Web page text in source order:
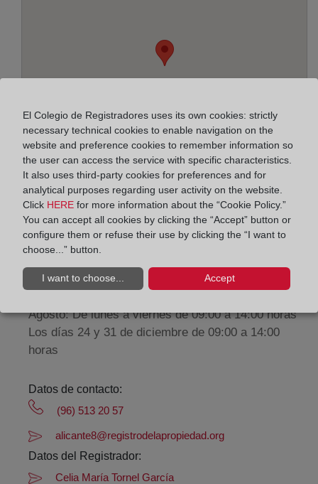
Address:
Arquitecto Morell, 19 - 3º, 3003
Horario:
Agosto: De lunes a viernes de 09:00 a 14:00 horas
Los días 24 y 31 de diciembre de 09:00 a 14:00
horas
Datos de contacto:
(96) 513 20 57
alicante8@registrodelapropiedad.org
Datos del Registrador:
Celia María Tornel García
El Colegio de Registradores uses its own cookies: strictly
necessary technical cookies to enable navigation on the
website and preference cookies to remember information so
the user can access the service with specific characteristics.
It also uses third-party cookies for preferences and for
analytical purposes regarding user activity on the website.
Click HERE for more information about the “Cookie Policy.”
You can accept all cookies by clicking the “Accept” button or
configure them or refuse their use by clicking the “I want to
choose...” button.
I want to choose... Accept